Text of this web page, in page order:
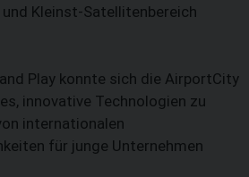
Kleinst-Satelliten­bereich
Play konnte sich die AirportCity
innovative Technologien zu
internationalen
für junge Unternehmen